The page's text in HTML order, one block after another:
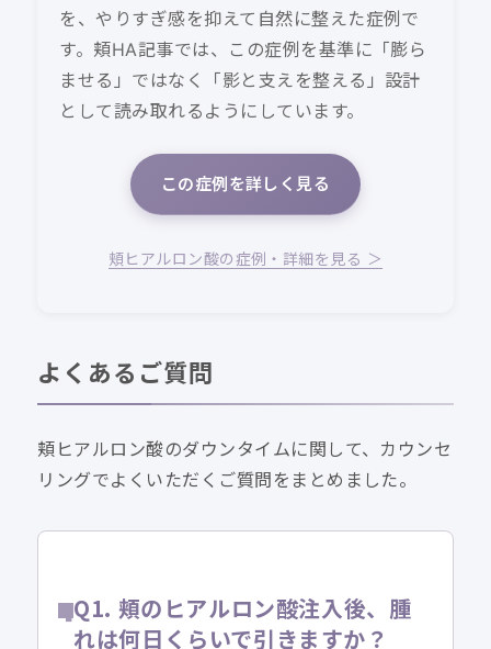
を、やりすぎ感を抑えて自然に整えた症例で
す。頬HA記事では、この症例を基準に「膨ら
ませる」ではなく「影と支えを整える」設計
として読み取れるようにしています。
この症例を詳しく見る
頬ヒアルロン酸の症例・詳細を見る ＞
よくあるご質問
頬ヒアルロン酸のダウンタイムに関して、カウンセ
リングでよくいただくご質問をまとめました。
Q1. 頬のヒアルロン酸注入後、腫
れは何日くらいで引きますか？